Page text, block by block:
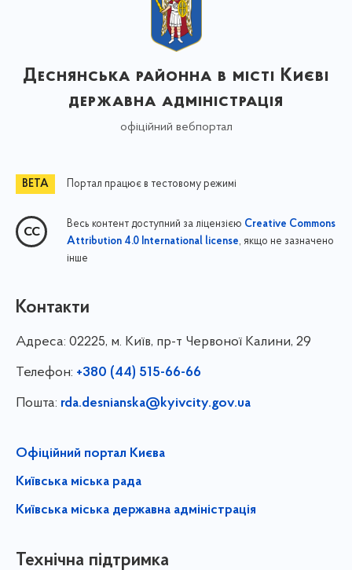
Деснянська районна в місті Києві
державна адміністрація
офіційний вебпортал
Портал працює в тестовому режимі
Весь контент доступний за ліцензією Creative Commons
Attribution 4.0 International license, якщо не зазначено
інше
Контакти
Адреса: 02225, м. Київ, пр-т Червоної Калини, 29
Телефон: +380 (44) 515-66-66
Пошта: rda.desnianska@kyivcity.gov.ua
Офіційний портал Києва
Київська міська рада
Київська міська державна адміністрація
Технічна підтримка